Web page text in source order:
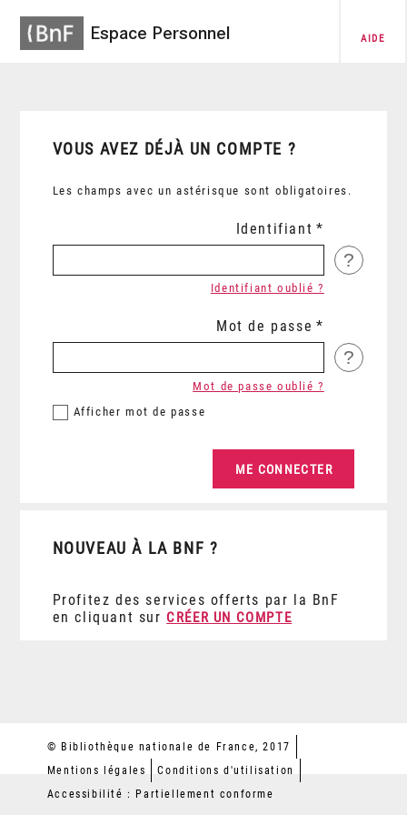
Espace Personnel AIDE
VOUS AVEZ DÉJÀ UN COMPTE ?
Les champs avec un astérisque sont obligatoires.
Identifiant
?
Identifiant oublié ?
Mot de passe
?
Afficher mot de passe
Mot de passe oublié ?
NOUVEAU À LA BNF ?
Profitez des services offerts par la BnF
en cliquant sur CRÉER UN COMPTE
© Bibliothèque nationale de France, 2017
Mentions légales
Conditions d'utilisation
Accessibilité : Partiellement conforme